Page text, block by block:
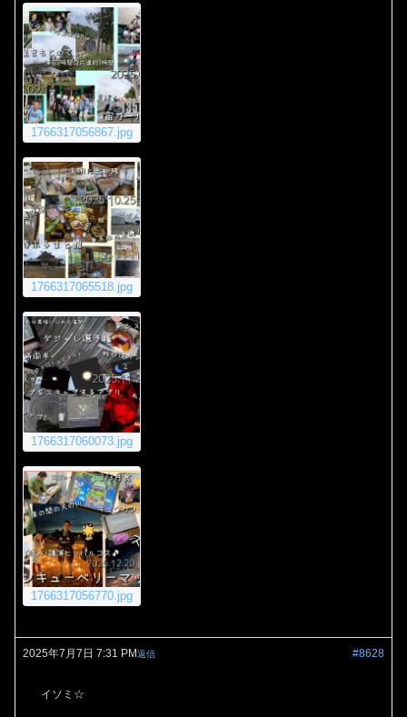
1766317056867.jpg
1766317065518.jpg
1766317060073.jpg
1766317056770.jpg
2025年7月7日 7:31 PM #8628
返信
イソミ☆